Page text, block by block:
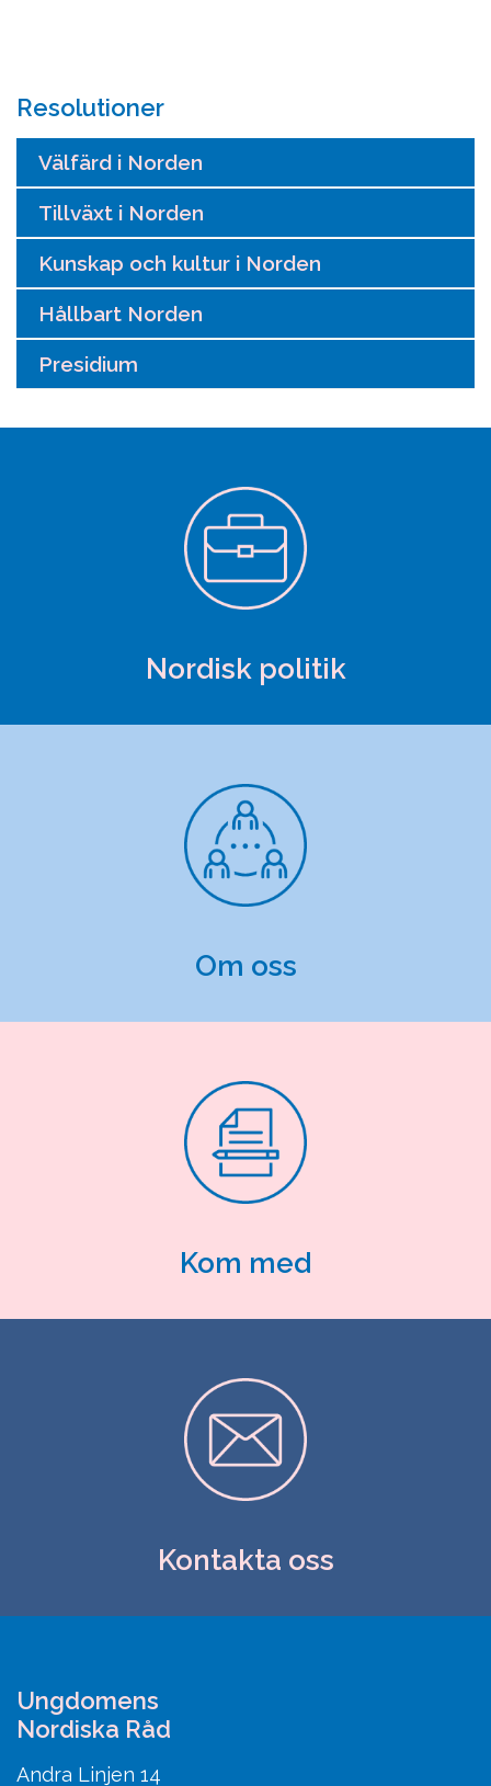
Resolutioner
Välfärd i Norden
Tillväxt i Norden
Kunskap och kultur i Norden
Hållbart Norden
Presidium
Nordisk politik
Om oss
Kom med
Kontakta oss
Ungdomens
Nordiska Råd
Andra Linjen 14